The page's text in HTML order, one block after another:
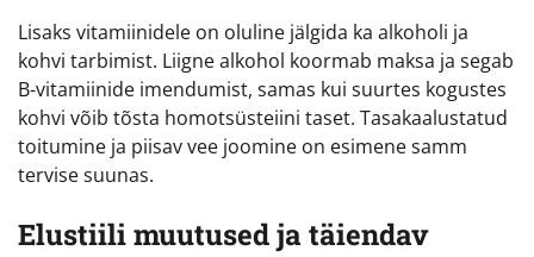
Lisaks vitamiinidele on oluline jälgida ka alkoholi ja
kohvi tarbimist. Liigne alkohol koormab maksa ja segab
B-vitamiinide imendumist, samas kui suurtes kogustes
kohvi võib tõsta homotsüsteiini taset. Tasakaalustatud
toitumine ja piisav vee joomine on esimene samm
tervise suunas.
Elustiili muutused ja täiendav